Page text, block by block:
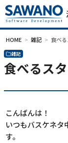
HOME 雑記 食べ
雑記
食べるス
こんばんは！
いつもバスケネタ
す。